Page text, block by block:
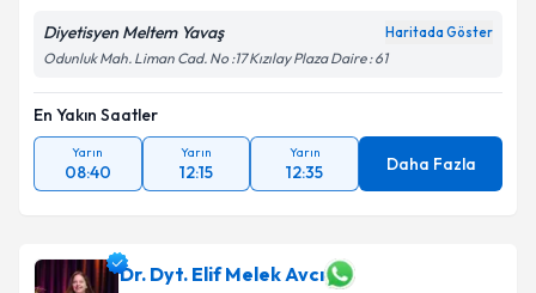
Takvim Talebini Gönder
Diyetisyen Meltem Yavaş Haritada Göster
Odunluk Mah. Liman Cad. No :17 Kızılay Plaza Daire : 61
En Yakın Saatler
Yarın
08:40
Yarın
12:15
Yarın
12:35 Daha Fazla
Dr. Dyt. Elif Melek Avcı